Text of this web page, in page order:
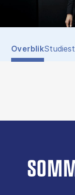
Tablist controls
Show panel
OverblikShow